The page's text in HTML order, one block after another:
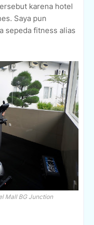
karena hotel
Saya pun
sepeda fitness alias
Mall BG Junction